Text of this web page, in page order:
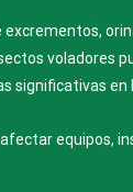
voladores
significativas